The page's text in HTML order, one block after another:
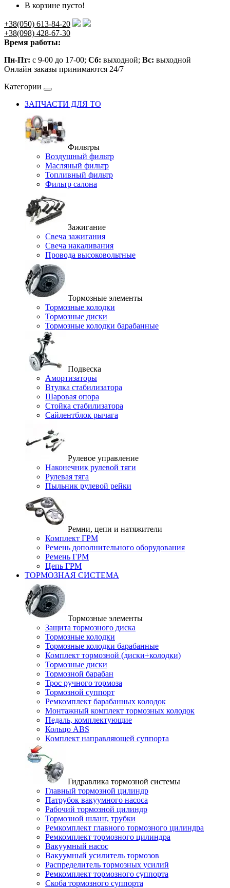
В корзине пусто!
+38(050) 613-84-20
+38(098) 428-67-30
Время работы:
Пн-Пт: с 9-00 до 17-00; Сб: выходной; Вс: выходной
Онлайн заказы принимаются 24/7
Категории
ЗАПЧАСТИ ДЛЯ ТО
Фильтры
Воздушный фильтр
Масляный фильтр
Топливный фильтр
Фильтр салона
Зажигание
Свеча зажигания
Свеча накаливания
Провода высоковольтные
Тормозные элементы
Тормозные колодки
Тормозные диски
Тормозные колодки барабанные
Подвеска
Амортизаторы
Втулка стабилизатора
Шаровая опора
Стойка стабилизатора
Сайлентблок рычага
Рулевое управление
Наконечник рулевой тяги
Рулевая тяга
Пыльник рулевой рейки
Ремни, цепи и натяжители
Комплект ГРМ
Ремень дополнительного оборудования
Ремень ГРМ
Цепь ГРМ
ТОРМОЗНАЯ СИСТЕМА
Тормозные элементы
Защита тормозного диска
Тормозные колодки
Тормозные колодки барабанные
Комплект тормозной (диски+колодки)
Тормозные диски
Тормозной барабан
Трос ручного тормоза
Тормозной суппорт
Ремкомплект барабанных колодок
Монтажный комплект тормозных колодок
Педаль, комплектующие
Кольцо ABS
Комплект направляющей суппорта
Гидравлика тормозной системы
Главный тормозной цилиндр
Патрубок вакуумного насоса
Рабочий тормозной цилиндр
Тормозной шланг, трубки
Ремкомплект главного тормозного цилиндра
Ремкомплект тормозного цилиндра
Вакуумный насос
Вакуумный усилитель тормозов
Распределитель тормозных усилий
Ремкомплект тормозного суппорта
Скоба тормозного суппорта